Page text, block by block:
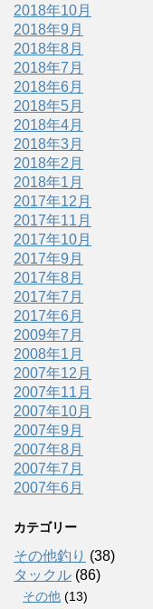
2018年10月
2018年9月
2018年8月
2018年7月
2018年6月
2018年5月
2018年4月
2018年3月
2018年2月
2018年1月
2017年12月
2017年11月
2017年10月
2017年9月
2017年8月
2017年7月
2017年6月
2009年7月
2008年1月
2007年12月
2007年11月
2007年10月
2007年9月
2007年8月
2007年7月
2007年6月
カテゴリー
その他釣り (38)
タックル (86)
その他 (13)